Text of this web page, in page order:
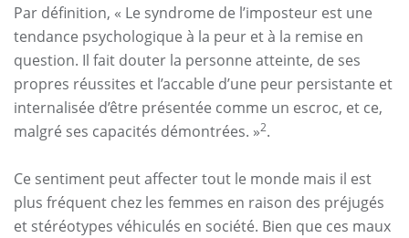
Par définition, « Le syndrome de l’imposteur est une
tendance psychologique à la peur et à la remise en
question. Il fait douter la personne atteinte, de ses
propres réussites et l’accable d’une peur persistante et
internalisée d’être présentée comme un escroc, et ce,
malgré ses capacités démontrées. »2.
Ce sentiment peut affecter tout le monde mais il est
plus fréquent chez les femmes en raison des préjugés
et stéréotypes véhiculés en société. Bien que ces maux